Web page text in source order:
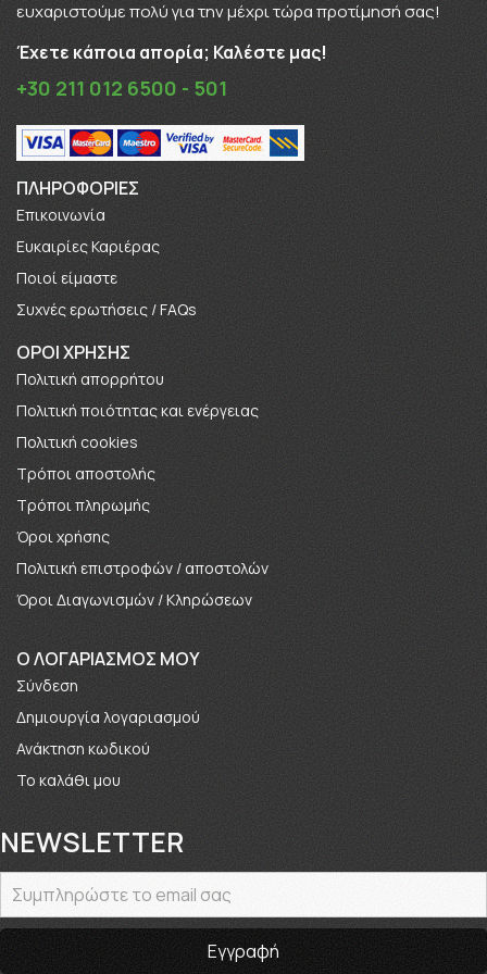
ευχαριστούμε πολύ για την μέχρι τώρα προτίμησή σας!
Έχετε κάποια απορία; Καλέστε μας!
+30 211 012 6500 - 501
ΠΛΗΡΟΦΟΡΊΕΣ
Επικοινωνία
Ευκαιρίες Καριέρας
Πoιοί είμαστε
Συχνές ερωτήσεις / FAQs
ΟΡΟΙ ΧΡΗΣΗΣ
Πολιτική απορρήτου
Πολιτική ποιότητας και ενέργειας
Πολιτική cookies
Τρόποι αποστολής
Τρόποι πληρωμής
Όροι χρήσης
Πολιτική επιστροφών / αποστολών
Όροι Διαγωνισμών / Κληρώσεων
O ΛΟΓΑΡΙΑΣΜΟΣ ΜΟΥ
Σύνδεση
Δημιουργία λογαριασμού
Ανάκτηση κωδικού
Το καλάθι μου
NEWSLETTER